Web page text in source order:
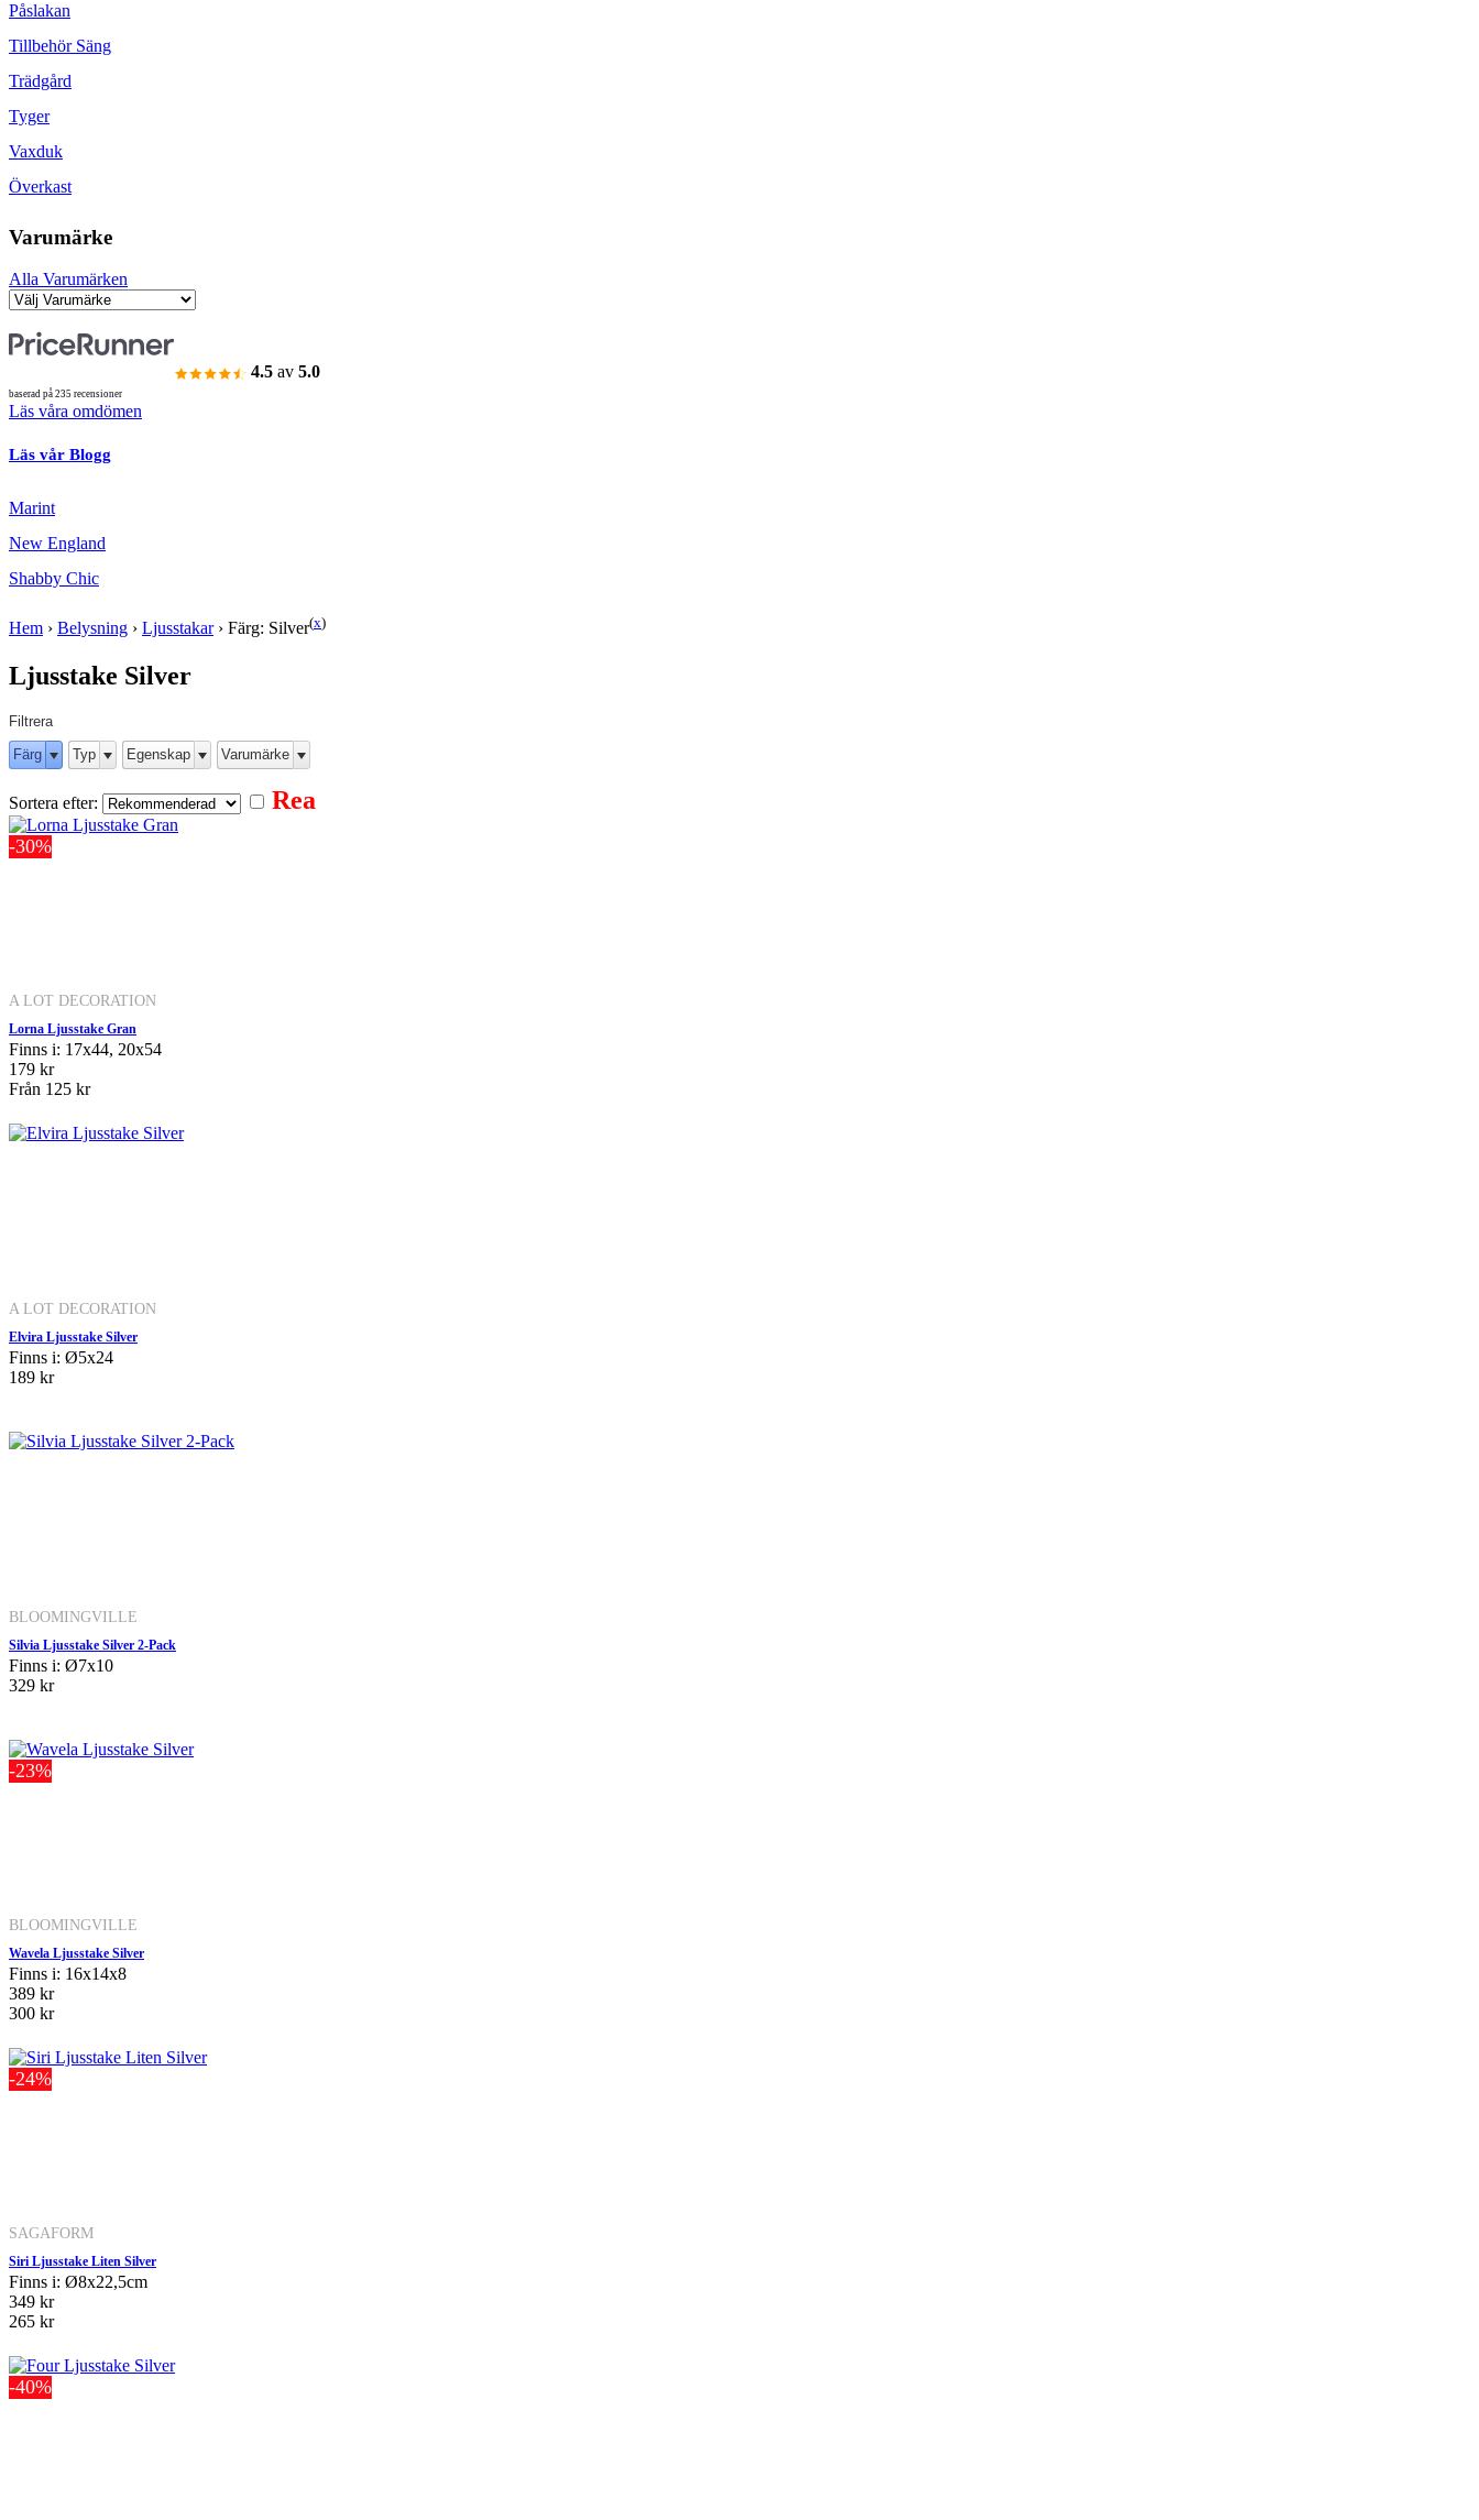
Påslakan
Tillbehör Säng
Trädgård
Tyger
Vaxduk
Överkast
Varumärke
Alla Varumärken
4.5 av 5.0
baserad på 235 recensioner
Läs våra omdömen
Läs vår Blogg
Marint
New England
Shabby Chic
Hem › Belysning › Ljusstakar› Färg: Silver(x)
Ljusstake Silver
Filtrera
Färg
Typ Egenskap Varumärke
Sortera efter: Rea
-30%
A LOT DECORATION
Lorna Ljusstake Gran
Finns i: 17x44, 20x54
179 kr
Från 125 kr
A LOT DECORATION
Elvira Ljusstake Silver
Finns i: Ø5x24
189 kr
BLOOMINGVILLE
Silvia Ljusstake Silver 2-Pack
Finns i: Ø7x10
329 kr
-23%
BLOOMINGVILLE
Wavela Ljusstake Silver
Finns i: 16x14x8
389 kr
300 kr
-24%
SAGAFORM
Siri Ljusstake Liten Silver
Finns i: Ø8x22,5cm
349 kr
265 kr
-40%